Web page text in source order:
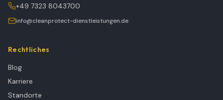
+49 7323 8043700
info@cleanprotect-dienstleistungen.de
Rechtliches
Blog
Karriere
Standorte